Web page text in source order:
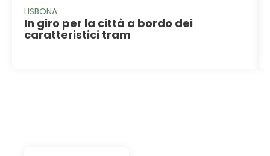
LISBONA
In giro per la città a bordo dei
caratteristici tram